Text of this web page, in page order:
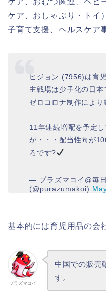
ケア、おしゃぶり・トイ
子育て支援、ヘルスケア
ピジョン (7956)は育
主戦場は少子化の日
ゼロコロナ制作によ
11年連続増配を予定
が・・・配当性向が
ろです?
— プラズマコイ@毎
(@purazumakoi)
基本的には育児用品の会
プラズマコイ
中国での販売
す。